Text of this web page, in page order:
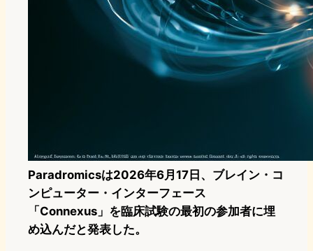
Paradromicsは2026年6月17日、ブレイン・コ
ンピューター・インターフェース
「Connexus」を臨床試験の最初の参加者に埋
め込んだと発表した。